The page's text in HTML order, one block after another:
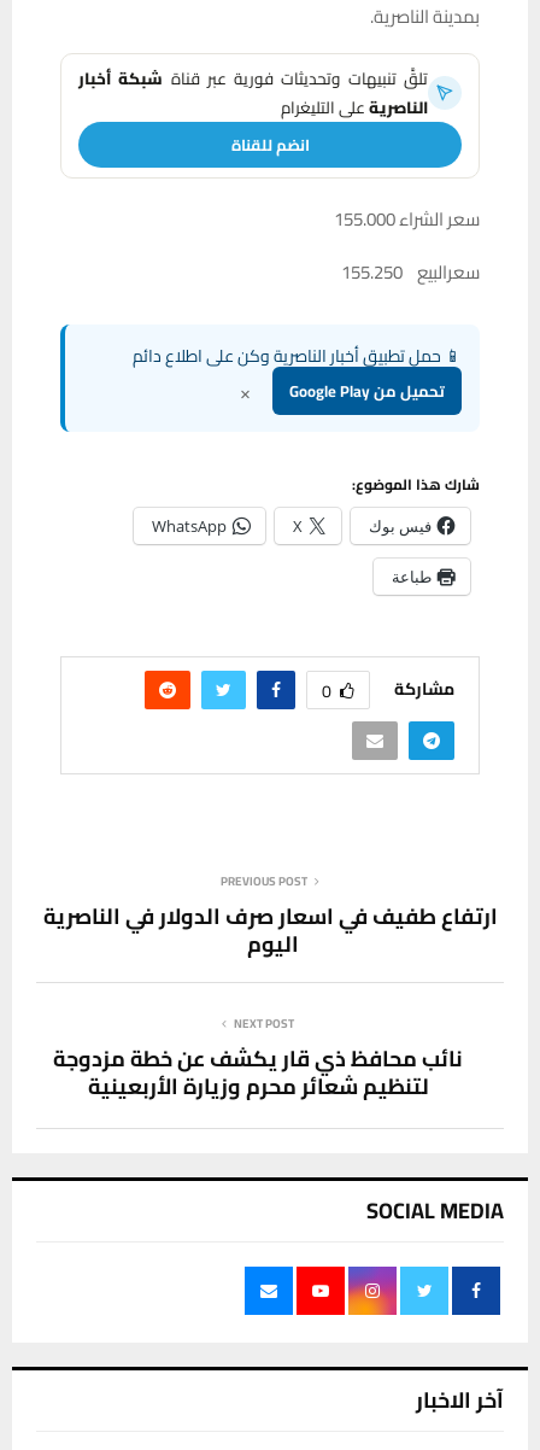
بمدينة الناصرية.
تلقَّ تنبيهات وتحديثات فورية عبر قناة شبكة أخبار
الناصريةعلى التليغرام
انضم للقناة
سعر الشراء 155.000
سعرالبيع 155.250
📱 حمل تطبيق أخبار الناصرية وكن على اطلاع دائم
تحميل من Google Play ×
شارك هذا الموضوع:
فيس بوك X
WhatsApp
طباعة
مشاركة 0
PREVIOUS POST
ارتفاع طفيف في اسعار صرف الدولار في الناصرية
اليوم
NEXT POST
نائب محافظ ذي قار يكشف عن خطة مزدوجة
لتنظيم شعائر محرم وزيارة الأربعينية
SOCIAL MEDIA
آخر الاخبار